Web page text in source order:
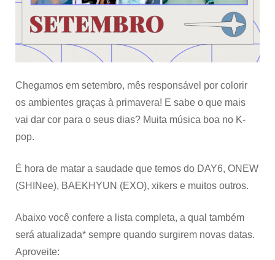
neste
mês
Chegamos em setembro, mês responsável por colorir
os ambientes graças à primavera! E sabe o que mais
vai dar cor para o seus dias? Muita música boa no K-
pop.
É hora de matar a saudade que temos do DAY6, ONEW
(SHINee), BAEKHYUN (EXO), xikers e muitos outros.
Abaixo você confere a lista completa, a qual também
será atualizada* sempre quando surgirem novas datas.
Aproveite: